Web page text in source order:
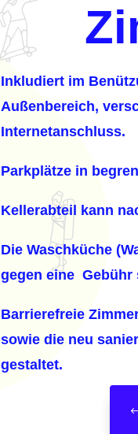
Inkludiert im
Außenbereich,
Internetanschluss.
Parkplätze in
Kellerabteil kann
Die Waschküche
gegen eine Gebühr
Barrierefreie
sowie die neu
gestaltet.